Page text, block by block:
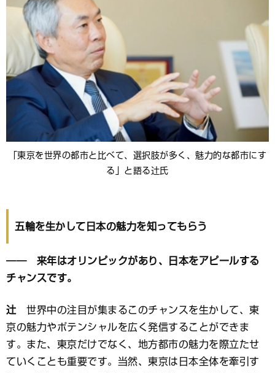
「東京を世界の都市と比べて、選択肢が多く、魅力的な都市にす
る」と語る辻氏
五輪を生かして日本の魅力を知ってもらう
―― 来年はオリンピックがあり、日本をアピールする
チャンスです。
辻 世界中の注目が集まるこのチャンスを生かして、東
京の魅力やポテンシャルを広く発信することができま
す。また、東京だけでなく、地方都市の魅力を際立たせ
ていくことも重要です。当然、東京は日本全体を牽引す